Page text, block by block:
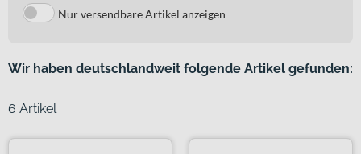
Nur versendbare Artikel anzeigen
Wir haben deutschlandweit folgende Artikel gefunden:
6 Artikel